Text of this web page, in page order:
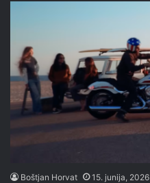
Boštjan Horvat 15. junija, 2026